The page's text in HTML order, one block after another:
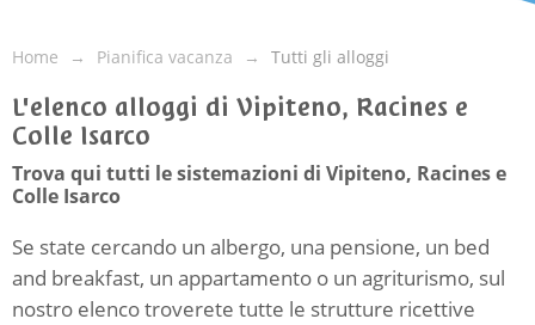
Home Pianifica vacanza Tutti gli alloggi
L'elenco alloggi di Vipiteno, Racines e
Colle Isarco
Trova qui tutti le sistemazioni di Vipiteno, Racines e
Colle Isarco
Se state cercando un albergo, una pensione, un bed
and breakfast, un appartamento o un agriturismo, sul
nostro elenco troverete tutte le strutture ricettive